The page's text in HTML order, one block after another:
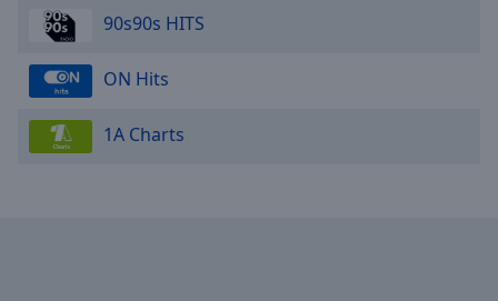
90s90s HITS
ON Hits
1A Charts